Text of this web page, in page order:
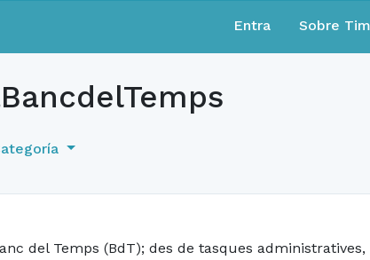
Entra Sobre
del Temps (BdT); des de tasques